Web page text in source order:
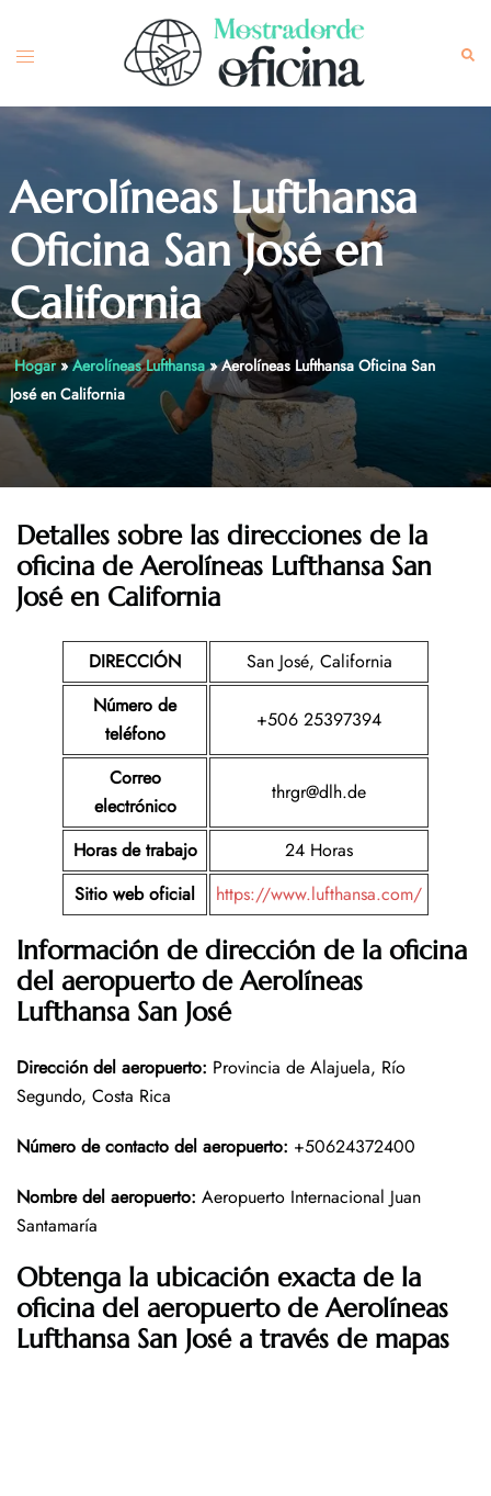
content
Toggle
Aerolíneas Lufthansa
Oficina San José en
California
Hogar»Aerolíneas Lufthansa»Aerolíneas Lufthansa Oficina San
José en California
Detalles sobre las direcciones de la
oficina de Aerolíneas Lufthansa San
José en California
DIRECCIÓN
San José, California
Número de
teléfono
+506 25397394
Correo
electrónico
thrgr@dlh.de
Horas de trabajo
24 Horas
Sitio web oficial
https://www.lufthansa.com/
Información de dirección de la oficina
del aeropuerto de Aerolíneas
Lufthansa San José
Dirección del aeropuerto: Provincia de Alajuela, Río
Segundo, Costa Rica
Número de contacto del aeropuerto: +50624372400
Nombre del aeropuerto: Aeropuerto Internacional Juan
Santamaría
Obtenga la ubicación exacta de la
oficina del aeropuerto de Aerolíneas
Lufthansa San José a través de mapas